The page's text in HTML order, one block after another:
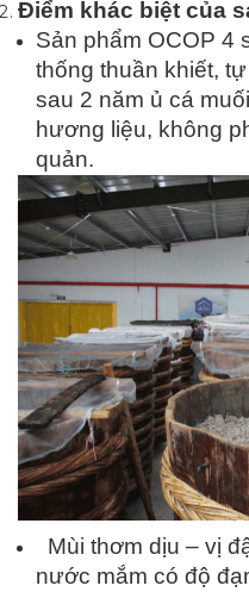
Điểm khác biệt của
Sản phẩm OCOP 4
thống thuần khiết,
sau 2 năm ủ cá
hương liệu, không
quản.
Mùi thơm dịu – vị
nước mắm có độ